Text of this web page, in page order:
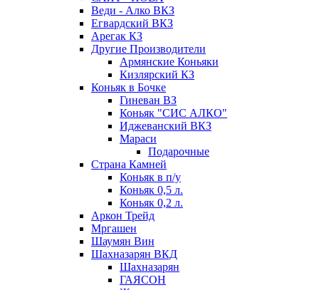
Веди - Алко ВКЗ
Егвардский ВКЗ
Арегак КЗ
Другие Производители
Армянские Коньяки
Кизлярский КЗ
Коньяк в Бочке
Гиневан ВЗ
Коньяк "СИС АЛКО"
Иджеванский ВКЗ
Мараси
Подарочные
Страна Камней
Коньяк в п/у
Коньяк 0,5 л.
Коньяк 0,2 л.
Аркон Трейд
Мргашен
Шаумян Вин
Шахназарян ВКД
Шахназарян
ГАЯСОН